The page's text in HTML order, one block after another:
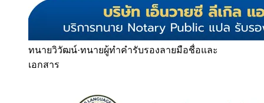
ทนายวิวัฒน์·ทนายผู้ทำคำรับรองลายมือชื่อและ
เอกสาร